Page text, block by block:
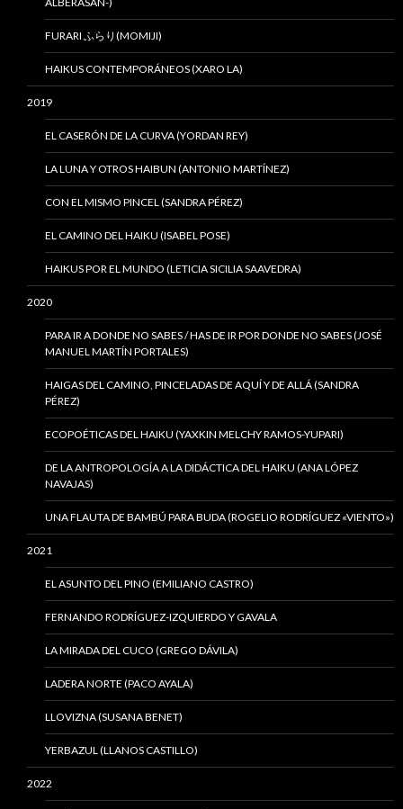
FURARI ふらり(MOMIJI)
HAIKUS CONTEMPORÁNEOS (XARO LA)
2019
EL CASERÓN DE LA CURVA (YORDAN REY)
LA LUNA Y OTROS HAIBUN (ANTONIO MARTÍNEZ)
CON EL MISMO PINCEL (SANDRA PÉREZ)
EL CAMINO DEL HAIKU (ISABEL POSE)
HAIKUS POR EL MUNDO (LETICIA SICILIA SAAVEDRA)
2020
PARA IR A DONDE NO SABES / HAS DE IR POR DONDE NO SABES (JOSÉ
MANUEL MARTÍN PORTALES)
HAIGAS DEL CAMINO, PINCELADAS DE AQUÍ Y DE ALLÁ (SANDRA
PÉREZ)
ECOPOÉTICAS DEL HAIKU (YAXKIN MELCHY RAMOS-YUPARI)
DE LA ANTROPOLOGÍA A LA DIDÁCTICA DEL HAIKU (ANA LÓPEZ
NAVAJAS)
UNA FLAUTA DE BAMBÚ PARA BUDA (ROGELIO RODRÍGUEZ «VIENTO»)
2021
EL ASUNTO DEL PINO (EMILIANO CASTRO)
FERNANDO RODRÍGUEZ-IZQUIERDO Y GAVALA
LA MIRADA DEL CUCO (GREGO DÁVILA)
LADERA NORTE (PACO AYALA)
LLOVIZNA (SUSANA BENET)
YERBAZUL (LLANOS CASTILLO)
2022